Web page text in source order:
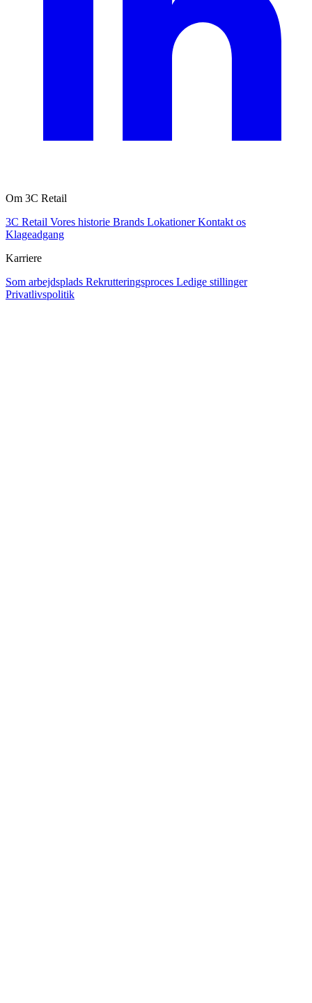
Om 3C Retail
3C Retail Vores historie Brands LokationerKontakt os
Klageadgang
Karriere
Som arbejdsplads Rekrutteringsproces Ledige stillinger
Privatlivspolitik